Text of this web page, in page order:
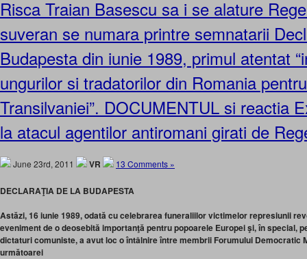
Risca Traian Basescu sa i se alature
suveran se numara printre semnatarii
Budapesta din iunie 1989, primul atentat
ungurilor si tradatorilor din Romania
Transilvaniei”. DOCUMENTUL si reactia
la atacul agentilor antiromani girati de
June 23rd, 2011 VR 13 Comments »
DECLARAŢIA DE LA BUDAPESTA
Astăzi, 16 iunie 1989, odată cu celebrarea funeraliilor victimelor represiunii
eveniment de o deosebită importanţă pentru popoarele Europei şi, în special,
dictaturi comuniste, a avut loc o întâlnire între membrii Forumului Democratic
următoarei